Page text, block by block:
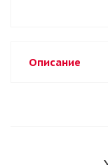
Описание